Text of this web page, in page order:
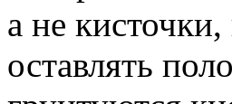
а не
оставлять